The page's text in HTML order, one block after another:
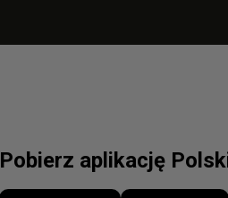
Pobierz aplikację